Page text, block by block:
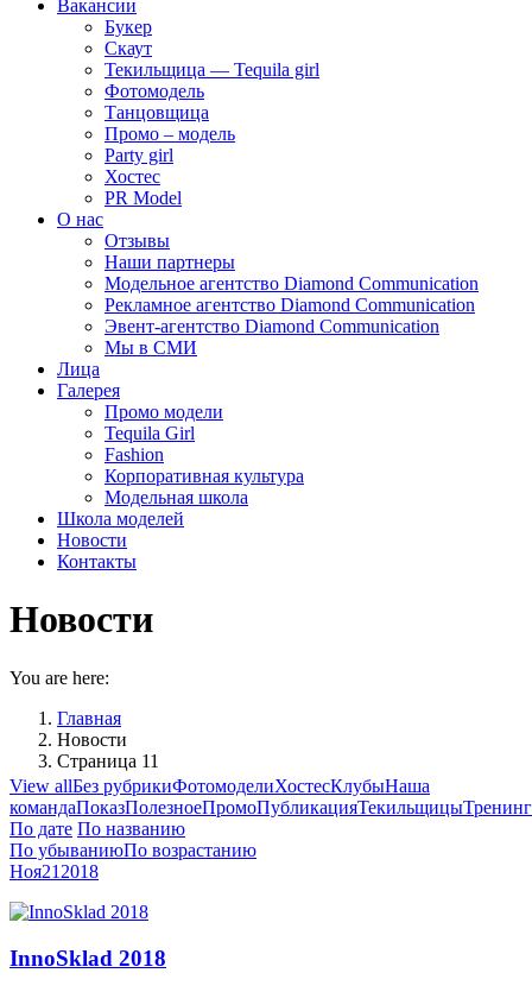
Вакансии
Букер
Скаут
Текильщица — Tequila girl
Фотомодель
Танцовщица
Промо – модель
Party girl
Хостес
PR Model
О нас
Отзывы
Наши партнеры
Модельное агентство Diamond Communication
Рекламное агентство Diamond Communication
Эвент-агентство Diamond Communication
Мы в СМИ
Лица
Галерея
Промо модели
Tequila Girl
Fashion
Корпоративная культура
Модельная школа
Школа моделей
Новости
Контакты
Новости
You are here:
Главная
Новости
Страница 11
View allБез рубрикиФотомоделиХостесКлубыНаша
командаПоказПолезноеПромоПубликацияТекильщицы
По дате По названию
По убываниюПо возрастанию
Ноя212018
InnoSklad 2018